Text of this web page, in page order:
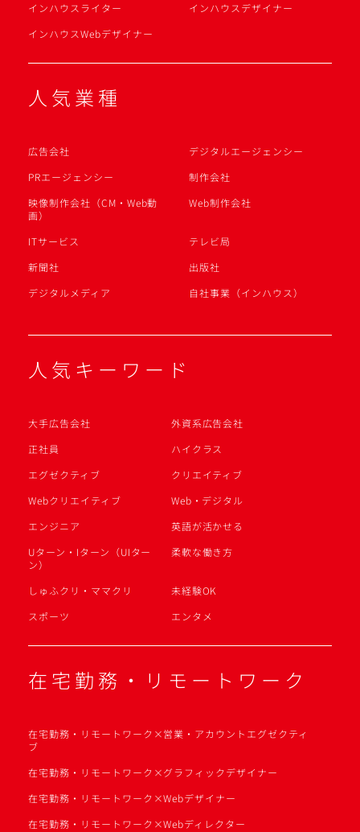
インハウスライター
インハウスデザイナー
インハウスWebデザイナー
人気業種
広告会社
デジタルエージェンシー
PRエージェンシー
制作会社
映像制作会社（CM・Web動
画）
Web制作会社
ITサービス
テレビ局
新聞社
出版社
デジタルメディア
自社事業（インハウス）
人気キーワード
大手広告会社
外資系広告会社
正社員
ハイクラス
エグゼクティブ
クリエイティブ
Webクリエイティブ
Web・デジタル
エンジニア
英語が活かせる
Uターン・Iターン（UIター
ン）
柔軟な働き方
しゅふクリ・ママクリ
未経験OK
スポーツ
エンタメ
在宅勤務・リモートワーク
在宅勤務・リモートワーク×営業・アカウントエグゼクティ
ブ
在宅勤務・リモートワーク×グラフィックデザイナー
在宅勤務・リモートワーク×Webデザイナー
在宅勤務・リモートワーク×Webディレクター